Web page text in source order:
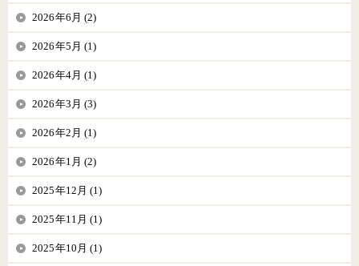
2026年6月 (2)
2026年5月 (1)
2026年4月 (1)
2026年3月 (3)
2026年2月 (1)
2026年1月 (2)
2025年12月 (1)
2025年11月 (1)
2025年10月 (1)